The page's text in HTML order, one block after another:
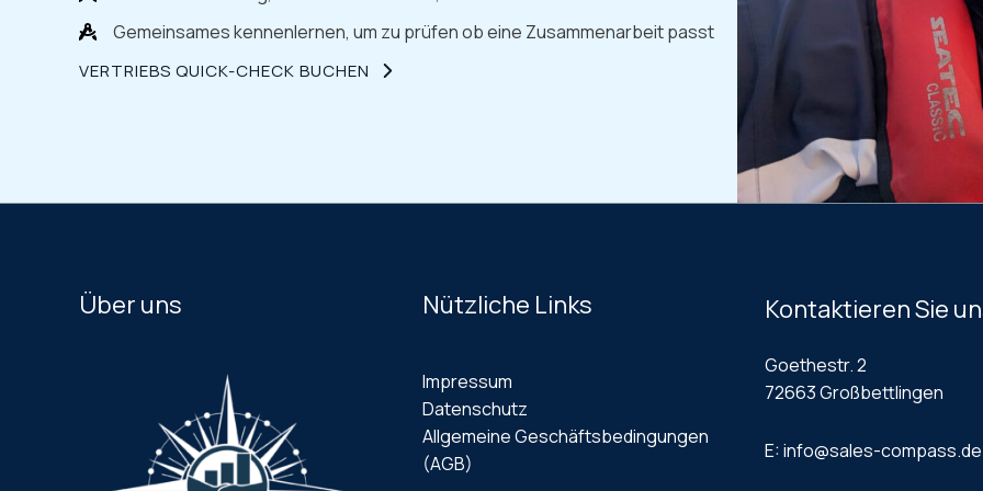
Gemeinsames kennenlernen, um zu prüfen ob eine Zusammenarbeit passt
VERTRIEBS QUICK-CHECK BUCHEN
Über uns Nützliche Links
Impressum
Datenschutz
Allgemeine Geschäftsbedingungen
(AGB)
Kontaktieren Sie
Goethestr. 2
72663 Großbettlingen
E: info@sales-compass.de